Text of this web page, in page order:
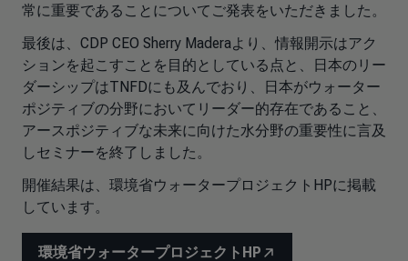
常に重要であることについてご発表をいただきました。
最後は、CDP CEO Sherry Maderaより、情報開示はアク
ションを起こすことを目的としている点と、日本のリー
ダーシップはTNFDにも及んでおり、日本がウォーター
ポジティブの分野においてリーダー的存在であること、
アースポジティブな未来に向けた水分野の重要性に言及
しセミナーを終了しました。
開催結果は、環境省ウォータープロジェクトHPに掲載
しています。
環境省ウォータープロジェクトHP